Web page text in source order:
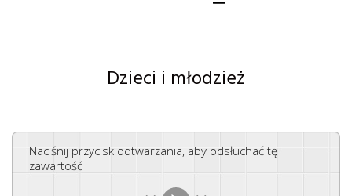
Dzieci i młodzież
Naciśnij przycisk odtwarzania, aby odsłuchać tę
zawartość